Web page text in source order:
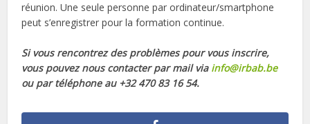
réunion. Une seule personne par ordinateur/smartphone
peut s’enregistrer pour la formation continue.
Si vous rencontrez des problèmes pour vous inscrire,
vous pouvez nous contacter par mail via info@irbab.be
ou par téléphone au +32 470 83 16 54.